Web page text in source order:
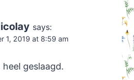
says:
1, 2019 at 8:59 am
geslaagd.